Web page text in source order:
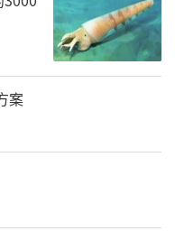
以开展“三会一
愿服务等活动为
的周围。始终把思
社会阶层人士中
奋进新征程”主
友、谈心交流等活
纸上、课上向细
断提高新的社会
案